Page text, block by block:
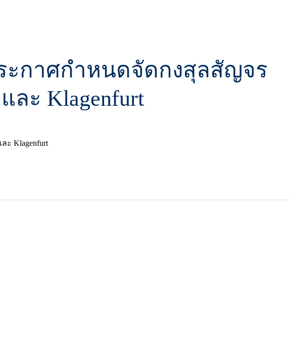
ะกาศกำหนดจัดกงสุลสัญจร
ละ Klagenfurt
ะ Klagenfurt